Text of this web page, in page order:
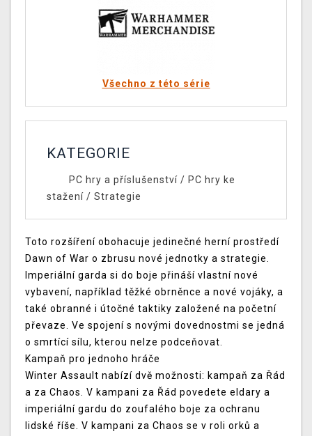
Všechno z této série
KATEGORIE
PC hry a příslušenství/ PC hry ke
stažení / Strategie
Toto rozšíření obohacuje jedinečné herní prostředí
Dawn of War o zbrusu nové jednotky a strategie.
Imperiální garda si do boje přináší vlastní nové
vybavení, například těžké obrněnce a nové vojáky, a
také obranné i útočné taktiky založené na početní
převaze. Ve spojení s novými dovednostmi se jedná
o smrtící sílu, kterou nelze podceňovat.
Kampaň pro jednoho hráče
Winter Assault nabízí dvě možnosti: kampaň za Řád
a za Chaos. V kampani za Řád povedete eldary a
imperiální gardu do zoufalého boje za ochranu
lidské říše. V kampani za Chaos se v roli orků a